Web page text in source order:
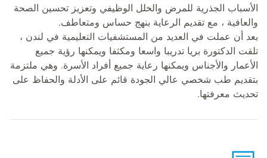
الأسباب الجذرية للمرض والخلل الوظيفي وتعزيز تحسين الصحة
والعافية ، مع تقديم الرعاية بنهج حساس ومتعاطف.
بعد أن عملت في العديد من المستشفيات التعليمية في لندن ،
تلقت الدكتورة بريا تدريبا واسعا ومكثفا ويمكنها رؤية جميع
الأعمار والأجناس ويمكنها رعاية جميع أفراد الأسرة. وهي ملتزمة
بتقديم طب شخصي عالي الجودة قائم على الأدلة والحفاظ على
تحديث معرفتها.